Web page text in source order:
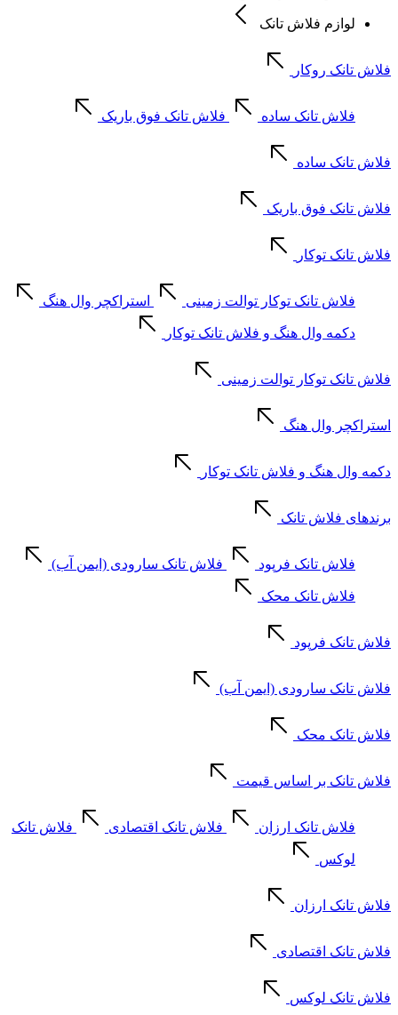
لوازم فلاش تانک
فلاش تانک روکار
فلاش تانک ساده فلاش تانک فوق باریک
فلاش تانک ساده
فلاش تانک فوق باریک
فلاش تانک توکار
فلاش تانک توکار توالت زمینی استراکچر وال هنگ
دکمه وال هنگ و فلاش تانک توکار
فلاش تانک توکار توالت زمینی
استراکچر وال هنگ
دکمه وال هنگ و فلاش تانک توکار
برندهای فلاش تانک
فلاش تانک فرپود فلاش تانک سارودی (ایمن آب)
فلاش تانک محک
فلاش تانک فرپود
فلاش تانک سارودی (ایمن آب)
فلاش تانک محک
فلاش تانک بر اساس قیمت
فلاش تانک ارزان فلاش تانک اقتصادی فلاش تانک
لوکس
فلاش تانک ارزان
فلاش تانک اقتصادی
فلاش تانک لوکس